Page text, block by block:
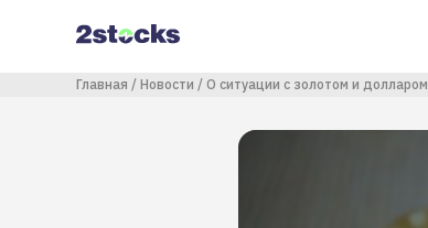
содержанию
Строка навигации
Главная Новости О ситуации с золотом и долларом